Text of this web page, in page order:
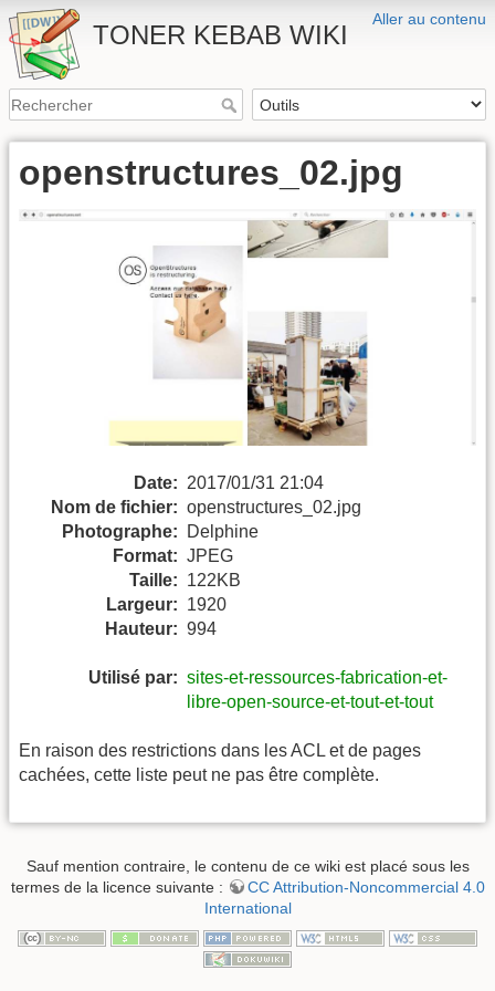
Aller au contenu
TONER KEBAB WIKI
openstructures_02.jpg
Date: 2017/01/31 21:04
Nom de fichier: openstructures_02.jpg
Photographe:
Delphine
Format: JPEG
Taille: 122KB
Largeur: 1920
Hauteur: 994
Utilisé par: sites-et-ressources-fabrication-et-
libre-open-source-et-tout-et-tout
En raison des restrictions dans les ACL et de pages
cachées, cette liste peut ne pas être complète.
Sauf mention contraire, le contenu de ce wiki est placé sous les
termes de la licence suivante :
CC Attribution-Noncommercial 4.0
International